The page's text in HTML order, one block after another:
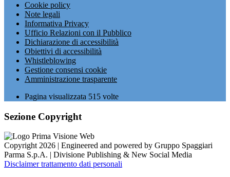
Cookie policy
Note legali
Informativa Privacy
Ufficio Relazioni con il Pubblico
Dichiarazione di accessibilità
Obiettivi di accessibilità
Whistleblowing
Gestione consensi cookie
Amministrazione trasparente
Pagina visualizzata 515 volte
Sezione Copyright
Copyright 2026 | Engineered and powered by Gruppo Spaggiari
Parma S.p.A. | Divisione Publishing & New Social Media
Disclaimer trattamento dati personali